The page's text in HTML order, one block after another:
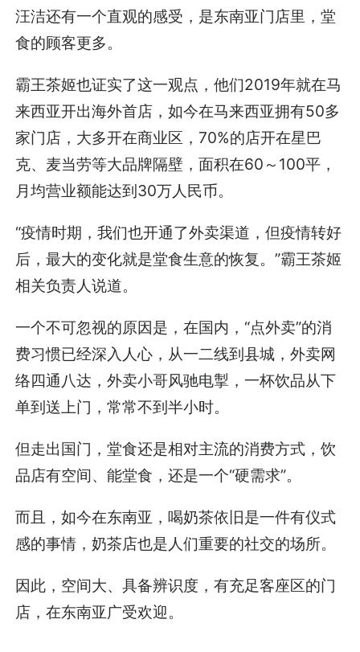
汪洁还有一个直观的感受，是东南亚门店里，堂
食的顾客更多。
霸王茶姬也证实了这一观点，他们2019年就在马
来西亚开出海外首店，如今在马来西亚拥有50多
家门店，大多开在商业区，70%的店开在星巴
克、麦当劳等大品牌隔壁，面积在60～100平，
月均营业额能达到30万人民币。
“疫情时期，我们也开通了外卖渠道，但疫情转好
后，最大的变化就是堂食生意的恢复。”霸王茶姬
相关负责人说道。
一个不可忽视的原因是，在国内，“点外卖”的消
费习惯已经深入人心，从一二线到县城，外卖网
络四通八达，外卖小哥风驰电掣，一杯饮品从下
单到送上门，常常不到半小时。
但走出国门，堂食还是相对主流的消费方式，饮
品店有空间、能堂食，还是一个“硬需求”。
而且，如今在东南亚，喝奶茶依旧是一件有仪式
感的事情，奶茶店也是人们重要的社交的场所。
因此，空间大、具备辨识度，有充足客座区的门
店，在东南亚广受欢迎。